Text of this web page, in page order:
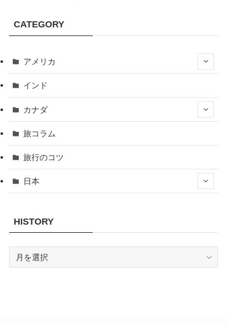
CATEGORY
アメリカ
インド
カナダ
旅コラム
旅行のコツ
日本
HISTORY
HISTORY